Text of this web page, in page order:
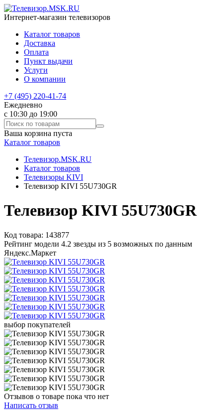
Интернет-магазин телевизоров
Каталог товаров
Доставка
Оплата
Пункт выдачи
Услуги
О компании
+7 (495) 220-41-74
Ежедневно
с 10:30 до 19:00
Ваша корзина пуста
Каталог товаров
Телевизор.MSK.RU
Каталог товаров
Телевизоры KIVI
Телевизор KIVI 55U730GR
Телевизор KIVI 55U730GR
Код товара: 143877
Рейтинг модели 4.2 звезды из 5 возможных по данным
Яндекс.Маркет
выбор покупателей
Отзывов о товаре пока что нет
Написать отзыв